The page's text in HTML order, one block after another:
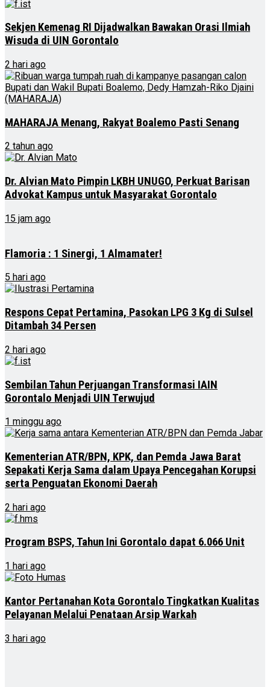
Sekjen Kemenag RI Dijadwalkan Bawakan Orasi Ilmiah
Wisuda di UIN Gorontalo
2 hari ago
MAHARAJA Menang, Rakyat Boalemo Pasti Senang
2 tahun ago
Dr. Alvian Mato Pimpin LKBH UNUGO, Perkuat Barisan
Advokat Kampus untuk Masyarakat Gorontalo
15 jam ago
Flamoria : 1 Sinergi, 1 Almamater!
5 hari ago
Respons Cepat Pertamina, Pasokan LPG 3 Kg di Sulsel
Ditambah 34 Persen
2 hari ago
Sembilan Tahun Perjuangan Transformasi IAIN
Gorontalo Menjadi UIN Terwujud
1 minggu ago
Kementerian ATR/BPN, KPK, dan Pemda Jawa Barat
Sepakati Kerja Sama dalam Upaya Pencegahan Korupsi
serta Penguatan Ekonomi Daerah
2 hari ago
Program BSPS, Tahun Ini Gorontalo dapat 6.066 Unit
1 hari ago
Kantor Pertanahan Kota Gorontalo Tingkatkan Kualitas
Pelayanan Melalui Penataan Arsip Warkah
3 hari ago